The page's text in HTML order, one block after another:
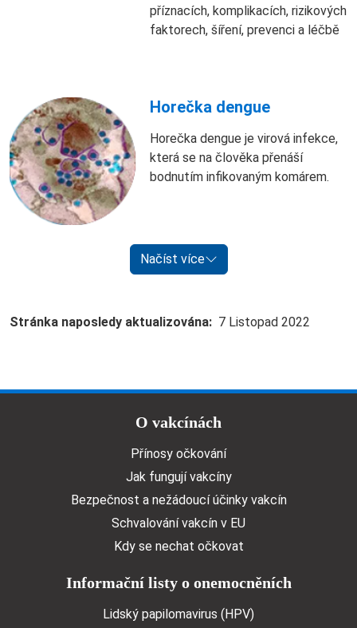
příznacích, komplikacích, rizikových
faktorech, šíření, prevenci a léčbě
Horečka dengue
Horečka dengue je virová infekce,
která se na člověka přenáší
bodnutím infikovaným komárem.
Načíst více
Stránka naposledy aktualizována 7 Listopad 2022
Doormat menuO vakcínách
Přínosy očkování
Jak fungují vakcíny
Bezpečnost a nežádoucí účinky vakcín
Schvalování vakcín v EU
Kdy se nechat očkovat
Informační listy o onemocněních
Lidský papilomavirus (HPV)